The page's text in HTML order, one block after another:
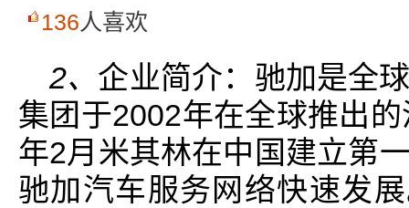
136人喜欢
2、 企业简介：驰加是全
集团于2002年在全球推出
年2月米其林在中国建立第
驰加汽车服务网络快速发